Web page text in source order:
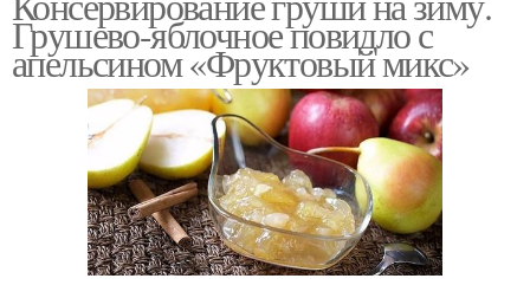
Грушево-яблочное повидло с
апельсином «Фруктовый микс»